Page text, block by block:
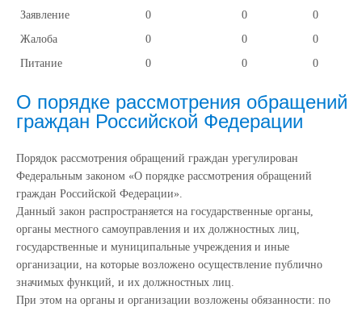
Заявление
0 0
0
Жалоба
0 0
0
Питание
0 0 0
О порядке рассмотрения обращений
граждан Российской Федерации
Порядок рассмотрения обращений граждан урегулирован
Федеральным законом «О порядке рассмотрения обращений
граждан Российской Федерации».
Данный закон распространяется на государственные органы,
органы местного самоуправления и их должностных лиц,
государственные и муниципальные учреждения и иные
организации, на которые возложено осуществление публично
значимых функций, и их должностных лиц.
При этом на органы и организации возложены обязанности: по